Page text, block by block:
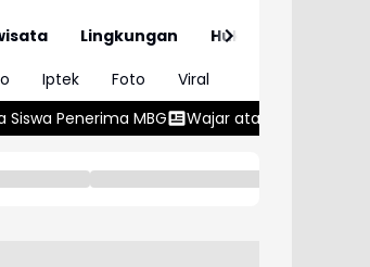
Lingkungan
Hukum
Iptek Foto
Viral
Wajar atau Bahaya? , Kenali 5 Penyebab